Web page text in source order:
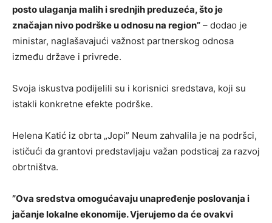
posto ulaganja malih i srednjih preduzeća, što je
značajan nivo podrške u odnosu na region” – dodao je
ministar, naglašavajući važnost partnerskog odnosa
između države i privrede.
Svoja iskustva podijelili su i korisnici sredstava, koji su
istakli konkretne efekte podrške.
Helena Katić iz obrta „Jopi” Neum zahvalila je na podršci,
ističući da grantovi predstavljaju važan podsticaj za razvoj
obrtništva.
”Ova sredstva omogućavaju unapređenje poslovanja i
jačanje lokalne ekonomije. Vjerujemo da će ovakvi